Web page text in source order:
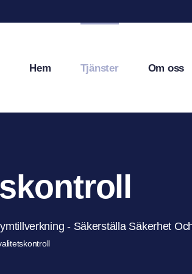
Hem Tjänster Om oss
- Säkerställa Säkerhet